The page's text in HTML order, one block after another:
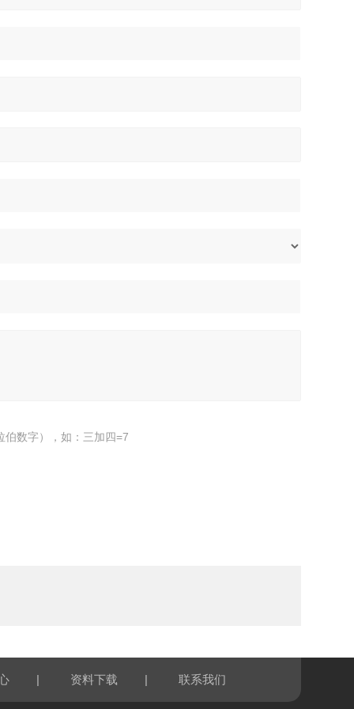
伯数字），如：三加四=7
| 资料下载 | 联系我们